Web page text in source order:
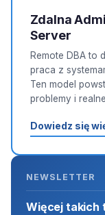
Zdalna
Server
Remote DBA to
praca z
Ten model
problemy i
Dowiedz się
NEWSLETTER
Więcej takich